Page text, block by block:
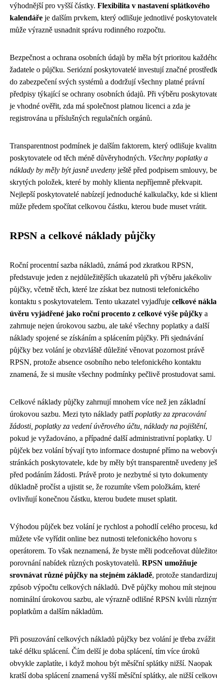
výhodnější pro vyšší částky. Flexibilita v nastavení splátkového
kalendáře je dalším prvkem, který odlišuje jednotlivé
může výrazně usnadnit správu rodinného rozpočtu.
Bezpečnost a ochrana osobních údajů by měla být prioritou
žadatele o půjčku. Seriózní poskytovatelé investují značné
do zabezpečení svých systémů a dodržují všechny platné právní
předpisy týkající se ochrany osobních údajů. Při výběru
je vhodné ověřit, zda má společnost platnou licenci a zda je
registrována u příslušných regulačních orgánů.
Transparentnost podmínek je dalším faktorem, který odlišuje
poskytovatele od těch méně důvěryhodných. Všechny poplatky a
náklady by měly být jasně uvedeny ještě před podpisem smlouvy,
skrytých položek, které by mohly klienta nepříjemně překvapit.
Nejlepší poskytovatelé nabízejí jednoduché kalkulačky, kde si klient
může předem spočítat celkovou částku, kterou bude muset vrátit.
RPSN a celkové náklady půjčky
Roční procentní sazba nákladů, známá pod zkratkou RPSN,
představuje jeden z nejdůležitějších ukazatelů při výběru jakékoliv
půjčky, včetně těch, které lze získat bez nutnosti telefonického
kontaktu s poskytovatelem. Tento ukazatel vyjadřuje celkové
úvěru vyjádřené jako roční procento z celkové výše půjčky a
zahrnuje nejen úrokovou sazbu, ale také všechny poplatky a další
náklady spojené se získáním a splácením půjčky. Při sjednávání
půjčky bez volání je obzvláště důležité věnovat pozornost právě
RPSN, protože absence osobního nebo telefonického kontaktu
znamená, že si musíte všechny podmínky pečlivě prostudovat sami.
Celkové náklady půjčky zahrnují mnohem více než jen základní
úrokovou sazbu. Mezi tyto náklady patřípoplatky za zpracování
žádosti, poplatky za vedení úvěrového účtu, náklady na pojištění,
pokud je vyžadováno, a případné další administrativní poplatky. U
půjček bez volání bývají tyto informace dostupné přímo na
stránkách poskytovatele, kde by měly být transparentně uvedeny
před podáním žádosti. Právě proto je nezbytné si tyto dokumenty
důkladně pročíst a ujistit se, že rozumíte všem položkám, které
ovlivňují konečnou částku, kterou budete muset splatit.
Výhodou půjček bez volání je rychlost a pohodlí celého procesu,
můžete vše vyřídit online bez nutnosti telefonického hovoru s
operátorem. To však neznamená, že byste měli podceňovat
porovnání nabídek různých poskytovatelů. RPSN umožňuje
srovnávat různé půjčky na stejném základě, protože
způsob výpočtu celkových nákladů. Dvě půjčky mohou mít stejnou
nominální úrokovou sazbu, ale výrazně odlišné RPSN kvůli
poplatkům a dalším nákladům.
Při posuzování celkových nákladů půjčky bez volání je třeba zvážit
také délku splácení. Čím delší je doba splácení, tím více úroků
obvykle zaplatíte, i když mohou být měsíční splátky nižší. Naopak
kratší doba splácení znamená vyšší měsíční splátky, ale nižší